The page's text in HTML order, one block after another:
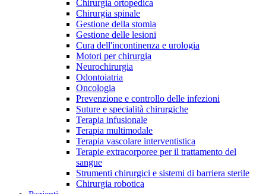
Catalogo prodotti
Trova il prodotto che stai cercando. Visita il catalogo B.
Braun con il nostro portfolio completo.
Hai domande o richieste? Scrivici per entrare subito in
contatto con un nostro referente.
Chirurgia ortopedica
Chirurgia spinale
Gestione della stomia
Gestione delle lesioni
Cura dell'incontinenza e urologia
Motori per chirurgia
Neurochirurgia
Odontoiatria
Oncologia
Prevenzione e controllo delle infezioni
Suture e specialità chirurgiche
Terapia infusionale
Terapia multimodale
Terapia vascolare interventistica
Terapie extracorporee per il trattamento del
sangue
Strumenti chirurgici e sistemi di barriera sterile
Chirurgia robotica